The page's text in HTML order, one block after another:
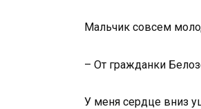
Мальчик совсем
– От гражданки
У меня сердце вниз